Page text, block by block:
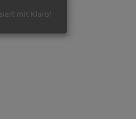
mit Klaro!